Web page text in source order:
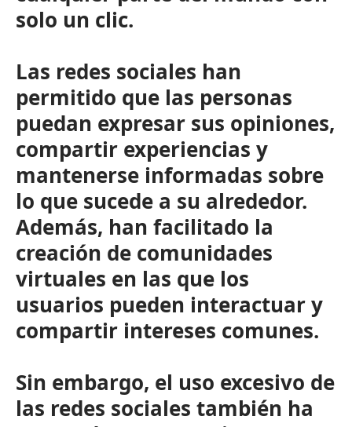
solo un clic.
Las redes sociales han
permitido que las personas
puedan expresar sus opiniones,
compartir experiencias y
mantenerse informadas sobre
lo que sucede a su alrededor.
Además, han facilitado la
creación de comunidades
virtuales en las que los
usuarios pueden interactuar y
compartir intereses comunes.
Sin embargo, el uso excesivo de
las redes sociales también ha